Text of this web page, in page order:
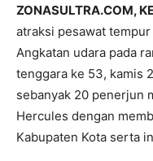
ZONASULTRA.COM,
atraksi pesawat
Angkatan udara pada
tenggara ke 53, kamis
sebanyak 20 penerjun
Hercules dengan
Kabupaten Kota serta